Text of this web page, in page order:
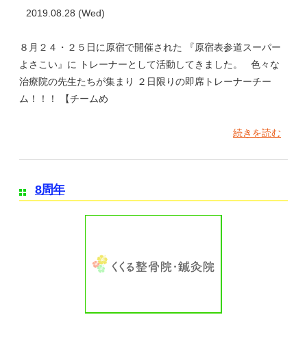
2019.08.28 (Wed)
８月２４・２５日に原宿で開催された 『原宿表参道スーパー
よさこい』に トレーナーとして活動してきました。 色々な
治療院の先生たちが集まり ２日限りの即席トレーナーチー
ム！！！ 【チームめ
続きを読む
8周年